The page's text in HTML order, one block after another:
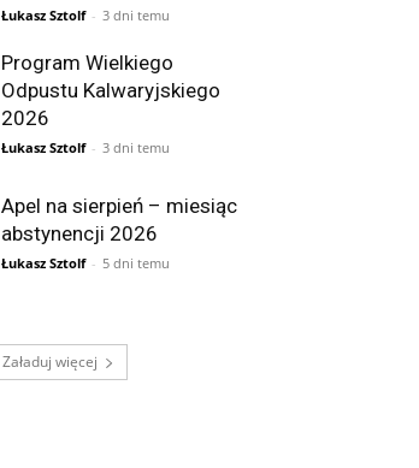
Łukasz Sztolf - 3 dni temu
Program Wielkiego
Odpustu Kalwaryjskiego
2026
Łukasz Sztolf - 3 dni temu
Apel na sierpień – miesiąc
abstynencji 2026
Łukasz Sztolf - 5 dni temu
Załaduj więcej